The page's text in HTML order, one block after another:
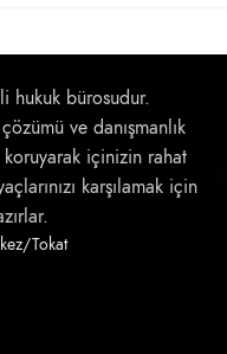
hukuk bürosudur.
ve danışmanlık
koruyarak içinizin rahat
karşılamak için
Tokat